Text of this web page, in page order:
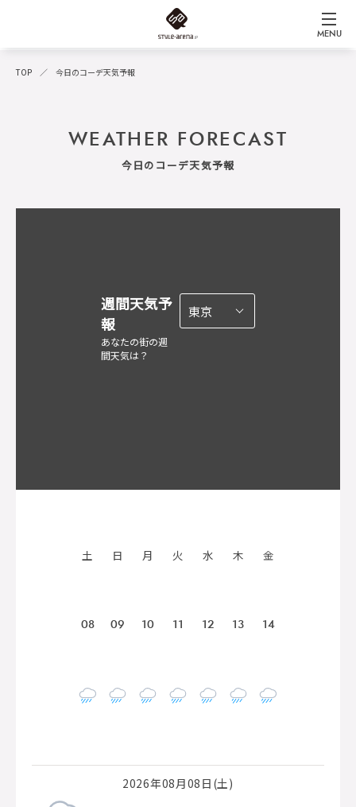
MENU
TOP 今日のコーデ天気予報
WEATHER FORECAST
今日のコーデ天気予報
週間天気予
報
あなたの街の週
間天気は？
土
08
日
09
月
10
火
11
水
12
木
13
金
14
2026年08月08日(土)